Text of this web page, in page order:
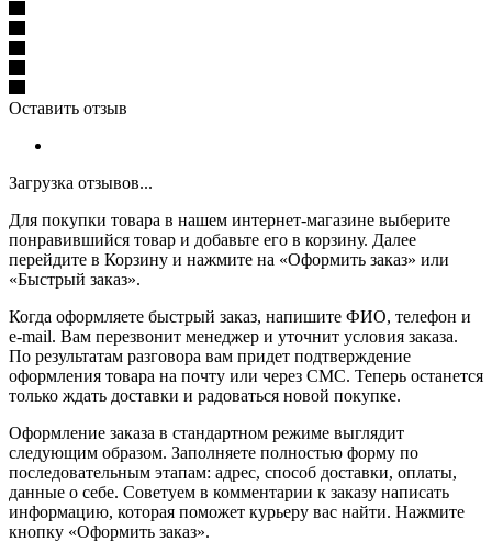
Оставить отзыв
Загрузка отзывов...
Для покупки товара в нашем интернет-магазине выберите
понравившийся товар и добавьте его в корзину. Далее
перейдите в Корзину и нажмите на «Оформить заказ» или
«Быстрый заказ».
Когда оформляете быстрый заказ, напишите ФИО, телефон и
e-mail. Вам перезвонит менеджер и уточнит условия заказа.
По результатам разговора вам придет подтверждение
оформления товара на почту или через СМС. Теперь останется
только ждать доставки и радоваться новой покупке.
Оформление заказа в стандартном режиме выглядит
следующим образом. Заполняете полностью форму по
последовательным этапам: адрес, способ доставки, оплаты,
данные о себе. Советуем в комментарии к заказу написать
информацию, которая поможет курьеру вас найти. Нажмите
кнопку «Оформить заказ».